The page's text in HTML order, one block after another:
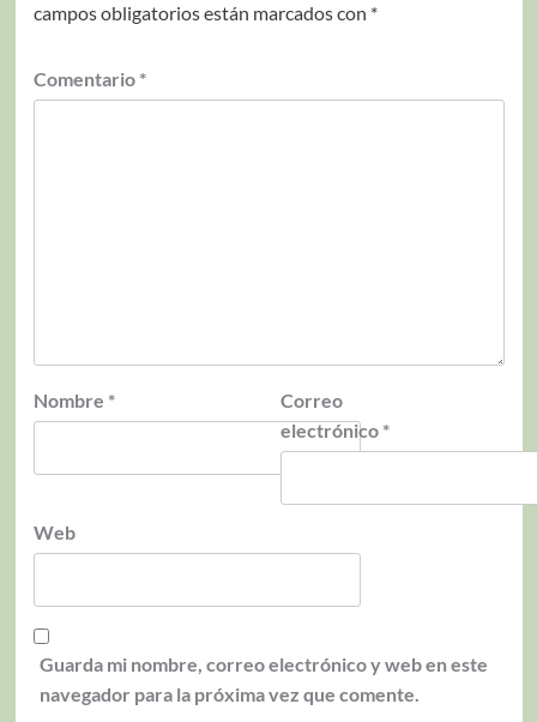
campos obligatorios están marcados con *
Comentario *
Nombre *
Correo
electrónico *
Web
Guarda mi nombre, correo electrónico y web en este
navegador para la próxima vez que comente.